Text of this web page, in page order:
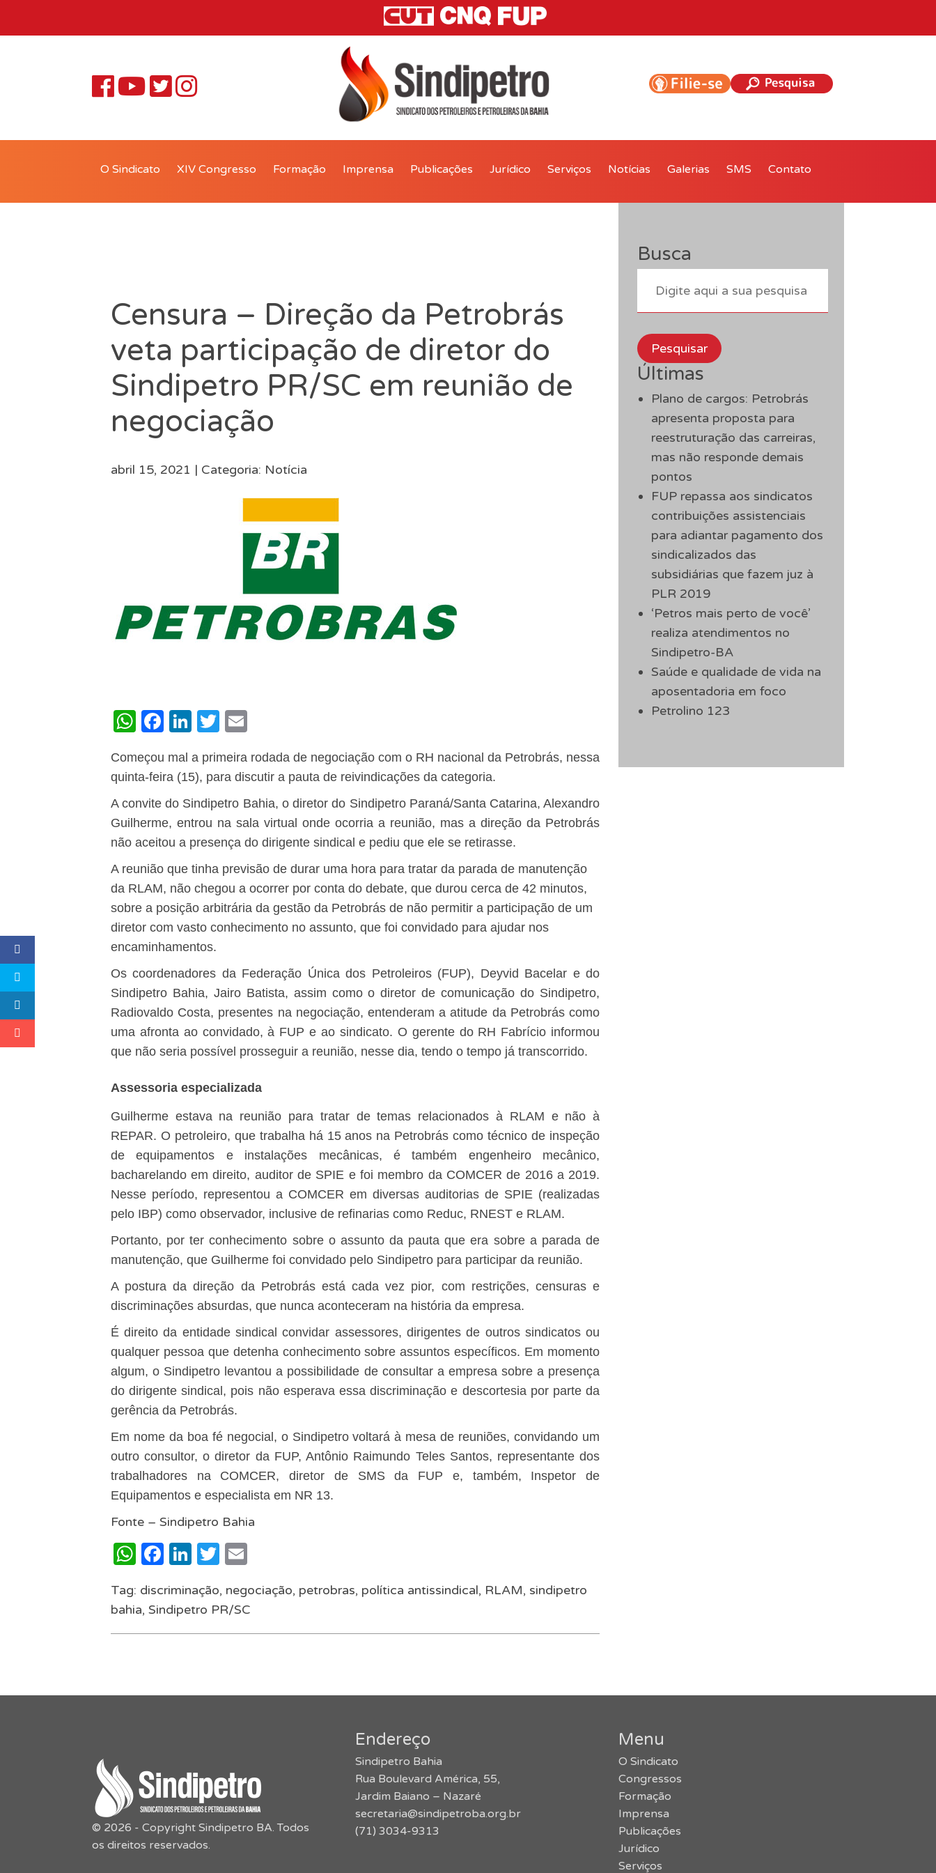
O Sindicato XIV Congresso Formação Imprensa Publicações Jurídico Serviços Notícias Galerias SMS Contato
Censura – Direção da Petrobrás
veta participação de diretor do
Sindipetro PR/SC em reunião de
negociação
abril 15, 2021 | Categoria: Notícia
WhatsApp
Facebook
LinkedIn
Twitter
Começou mal a primeira rodada de negociação com o RH nacional da Petrobrás, nessa
quinta-feira (15), para discutir a pauta de reivindicações da categoria.
A convite do Sindipetro Bahia, o diretor do Sindipetro Paraná/Santa Catarina, Alexandro
Guilherme, entrou na sala virtual onde ocorria a reunião, mas a direção da Petrobrás
não aceitou a presença do dirigente sindical e pediu que ele se retirasse.
A reunião que tinha previsão de durar uma hora para tratar da parada de manutenção
da RLAM, não chegou a ocorrer por conta do debate, que durou cerca de 42 minutos,
sobre a posição arbitrária da gestão da Petrobrás de não permitir a participação de um
diretor com vasto conhecimento no assunto, que foi convidado para ajudar nos
encaminhamentos.
Os coordenadores da Federação Única dos Petroleiros (FUP), Deyvid Bacelar e do
Sindipetro Bahia, Jairo Batista, assim como o diretor de comunicação do Sindipetro,
Radiovaldo Costa, presentes na negociação, entenderam a atitude da Petrobrás como
uma afronta ao convidado, à FUP e ao sindicato. O gerente do RH Fabrício informou
que não seria possível prosseguir a reunião, nesse dia, tendo o tempo já transcorrido.
Assessoria especializada
Guilherme estava na reunião para tratar de temas relacionados à RLAM e não à
REPAR. O petroleiro, que trabalha há 15 anos na Petrobrás como técnico de inspeção
de equipamentos e instalações mecânicas, é também engenheiro mecânico,
bacharelando em direito, auditor de SPIE e foi membro da COMCER de 2016 a 2019.
Nesse período, representou a COMCER em diversas auditorias de SPIE (realizadas
pelo IBP) como observador, inclusive de refinarias como Reduc, RNEST e RLAM.
Portanto, por ter conhecimento sobre o assunto da pauta que era sobre a parada de
manutenção, que Guilherme foi convidado pelo Sindipetro para participar da reunião.
A postura da direção da Petrobrás está cada vez pior, com restrições, censuras e
discriminações absurdas, que nunca aconteceram na história da empresa.
É direito da entidade sindical convidar assessores, dirigentes de outros sindicatos ou
qualquer pessoa que detenha conhecimento sobre assuntos específicos. Em momento
algum, o Sindipetro levantou a possibilidade de consultar a empresa sobre a presença
do dirigente sindical, pois não esperava essa discriminação e descortesia por parte da
gerência da Petrobrás.
Em nome da boa fé negocial, o Sindipetro voltará à mesa de reuniões, convidando um
outro consultor, o diretor da FUP, Antônio Raimundo Teles Santos, representante dos
trabalhadores na COMCER, diretor de SMS da FUP e, também, Inspetor de
Equipamentos e especialista em NR 13.
Fonte – Sindipetro Bahia
WhatsApp
Facebook
LinkedIn
Twitter
Tag: discriminação, negociação, petrobras, política antissindical, RLAM, sindipetro
bahia, Sindipetro PR/SC
Busca
Pesquisar
Últimas
Plano de cargos: Petrobrás
apresenta proposta para
reestruturação das carreiras,
mas não responde demais
pontos
FUP repassa aos sindicatos
contribuições assistenciais
para adiantar pagamento dos
sindicalizados das
subsidiárias que fazem juz à
PLR 2019
‘Petros mais perto de você’
realiza atendimentos no
Sindipetro-BA
Saúde e qualidade de vida na
aposentadoria em foco
Petrolino 123
© 2026 - Copyright Sindipetro BA. Todos
os direitos reservados.
Endereço
Sindipetro Bahia
Rua Boulevard América, 55,
Jardim Baiano – Nazaré
secretaria@sindipetroba.org.br
(71) 3034-9313
Menu
O Sindicato
Congressos
Formação
Imprensa
Publicações
Jurídico
Serviços